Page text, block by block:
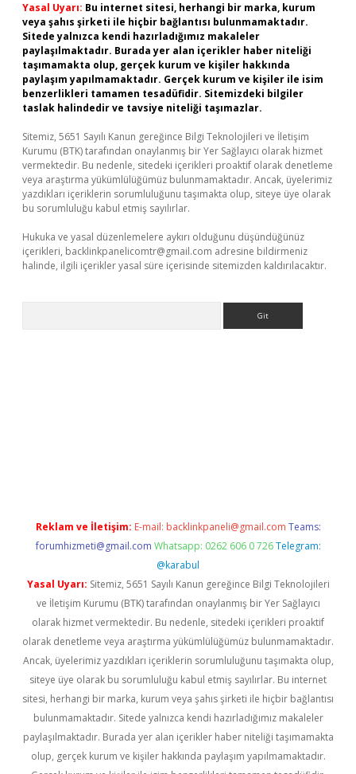
Yasal Uyarı: Bu internet sitesi, herhangi bir marka, kurum
veya şahıs şirketi ile hiçbir bağlantısı bulunmamaktadır.
Sitede yalnızca kendi hazırladığımız makaleler
paylaşılmaktadır. Burada yer alan içerikler haber niteliği
taşımamakta olup, gerçek kurum ve kişiler hakkında
paylaşım yapılmamaktadır. Gerçek kurum ve kişiler ile isim
benzerlikleri tamamen tesadüfidir. Sitemizdeki bilgiler
taslak halindedir ve tavsiye niteliği taşımazlar.
Sitemiz, 5651 Sayılı Kanun gereğince Bilgi Teknolojileri ve İletişim
Kurumu (BTK) tarafından onaylanmış bir Yer Sağlayıcı olarak hizmet
vermektedir. Bu nedenle, sitedeki içerikleri proaktif olarak denetleme
veya araştırma yükümlülüğümüz bulunmamaktadır. Ancak, üyelerimiz
yazdıkları içeriklerin sorumluluğunu taşımakta olup, siteye üye olarak
bu sorumluluğu kabul etmiş sayılırlar.
Hukuka ve yasal düzenlemelere aykırı olduğunu düşündüğünüz
içerikleri, backlinkpanelicomtr@gmail.com adresine bildirmeniz
halinde, ilgili içerikler yasal süre içerisinde sitemizden kaldırılacaktır.
Reklam ve İletişim: E-mail: backlinkpaneli@gmail.com Teams:
forumhizmeti@gmail.com Whatsapp: 0262 606 0 726 Telegram:
@karabul
Yasal Uyarı: Sitemiz, 5651 Sayılı Kanun gereğince Bilgi Teknolojileri
ve İletişim Kurumu (BTK) tarafından onaylanmış bir Yer Sağlayıcı
olarak hizmet vermektedir. Bu nedenle, sitedeki içerikleri proaktif
olarak denetleme veya araştırma yükümlülüğümüz bulunmamaktadır.
Ancak, üyelerimiz yazdıkları içeriklerin sorumluluğunu taşımakta olup,
siteye üye olarak bu sorumluluğu kabul etmiş sayılırlar. Bu internet
sitesi, herhangi bir marka, kurum veya şahıs şirketi ile hiçbir bağlantısı
bulunmamaktadır. Sitede yalnızca kendi hazırladığımız makaleler
paylaşılmaktadır. Burada yer alan içerikler haber niteliği taşımamakta
olup, gerçek kurum ve kişiler hakkında paylaşım yapılmamaktadır.